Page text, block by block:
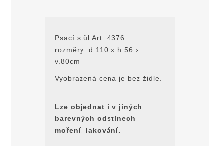
Psací stůl Art. 4376
rozmĕry: d.110 x h.56 x
v.80cm
Vyobrazená cena je bez židle.
Lze objednat i v jiných
barevných odstínech
moření, lakování.